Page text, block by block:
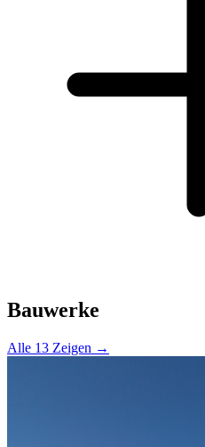
Bauwerke
Alle 13 Zeigen →